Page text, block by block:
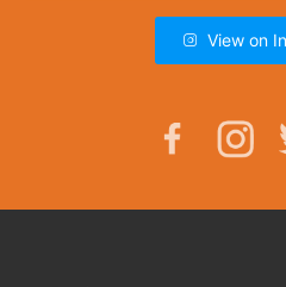
View on